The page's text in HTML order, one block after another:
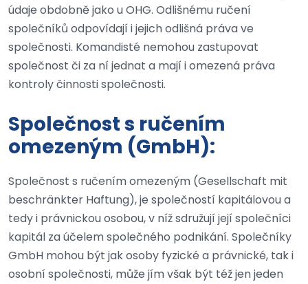
údaje obdobně jako u OHG. Odlišnému ručení
společníků odpovídají i jejich odlišná práva ve
společnosti. Komandisté nemohou zastupovat
společnost či za ní jednat a mají i omezená práva
kontroly činnosti společnosti.
Společnost s ručením
omezeným (GmbH):
Společnost s ručením omezeným (Gesellschaft mit
beschränkter Haftung), je společností kapitálovou a
tedy i právnickou osobou, v níž sdružují její společníci
kapitál za účelem společného podnikání. Společníky
GmbH mohou být jak osoby fyzické a právnické, tak i
osobní společnosti, může jím však být též jen jeden